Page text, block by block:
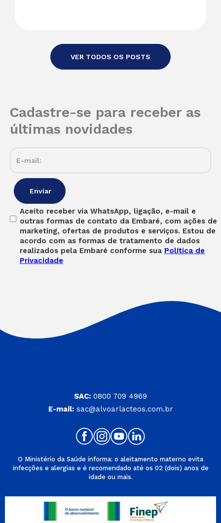
VER TODOS OS POSTS
Cadastre-se para receber as
últimas novidades
Aceito receber via WhatsApp, ligação, e-mail e
outras formas de contato da Embaré, com ações de
marketing, ofertas de produtos e serviços. Estou de
acordo com as formas de tratamento de dados
realizados pela Embaré conforme sua Política de
Privacidade
SAC: 0800 709 4969
E-mail: sac@alvoarlacteos.com.br
O Ministério da Saúde informa: o aleitamento materno evita
infecções e alergias e é recomendado até os 02 (dois) anos de
idade ou mais.